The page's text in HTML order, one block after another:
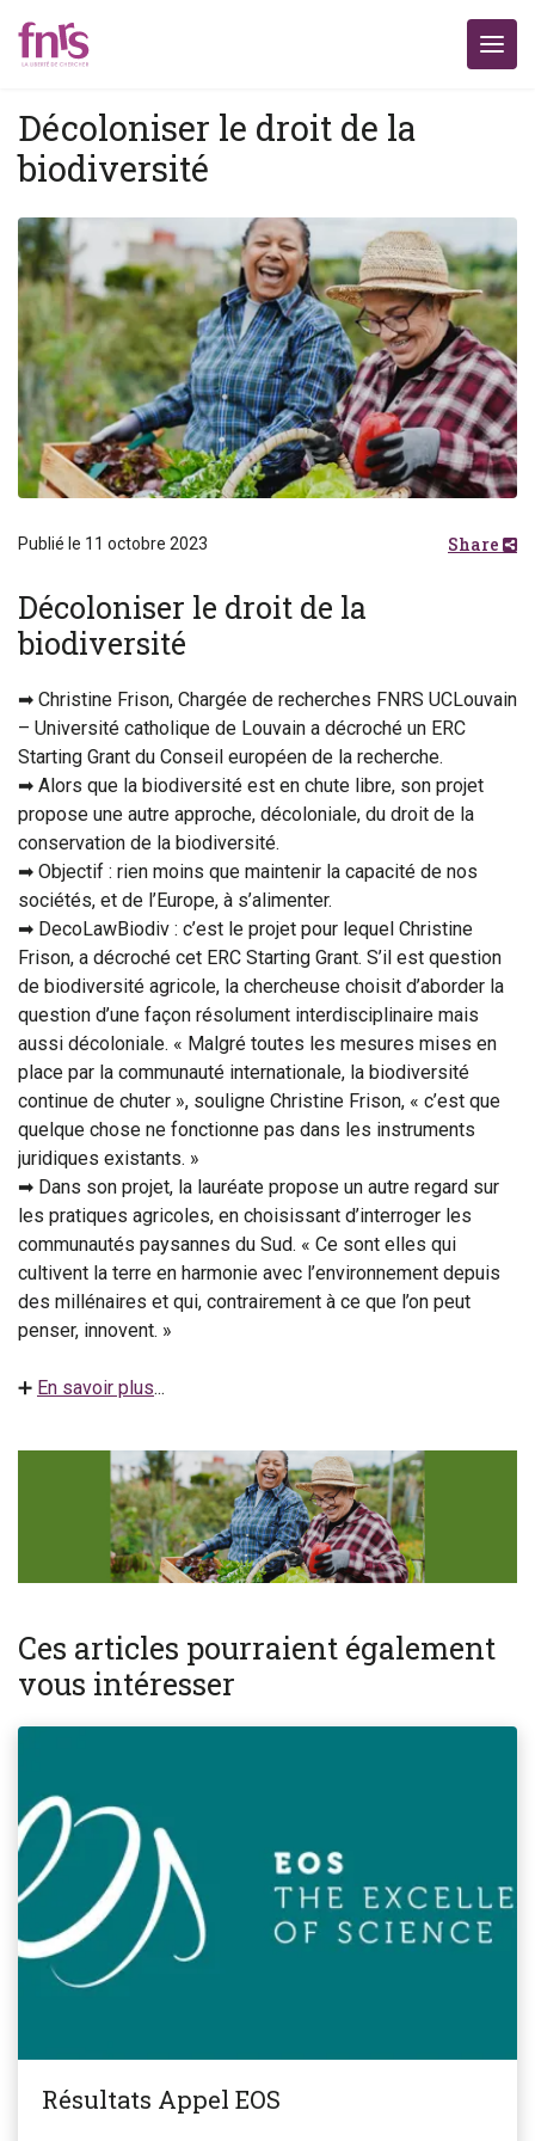
Décoloniser le droit de la
biodiversité
Publié le 11 octobre 2023 Share
Décoloniser le droit de la
biodiversité
➡ Christine Frison, Chargée de recherches FNRS UCLouvain
– Université catholique de Louvain a décroché un ERC
Starting Grant du Conseil européen de la recherche.
➡ Alors que la biodiversité est en chute libre, son projet
propose une autre approche, décoloniale, du droit de la
conservation de la biodiversité.
➡ Objectif : rien moins que maintenir la capacité de nos
sociétés, et de l’Europe, à s’alimenter.
➡ DecoLawBiodiv : c’est le projet pour lequel Christine
Frison, a décroché cet ERC Starting Grant. S’il est question
de biodiversité agricole, la chercheuse choisit d’aborder la
question d’une façon résolument interdisciplinaire mais
aussi décoloniale. « Malgré toutes les mesures mises en
place par la communauté internationale, la biodiversité
continue de chuter », souligne Christine Frison, « c’est que
quelque chose ne fonctionne pas dans les instruments
juridiques existants. »
➡ Dans son projet, la lauréate propose un autre regard sur
les pratiques agricoles, en choisissant d’interroger les
communautés paysannes du Sud. « Ce sont elles qui
cultivent la terre en harmonie avec l’environnement depuis
des millénaires et qui, contrairement à ce que l’on peut
penser, innovent. »
➕ En savoir plus...
Ces articles pourraient également
vous intéresser
Résultats Appel EOS